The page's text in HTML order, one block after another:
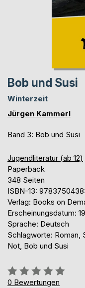
Bob und Susi
Winterzeit
Jürgen Kammerl
Band 3: Bob und Susi
Jugendliteratur (ab 12)
Paperback
348 Seiten
ISBN-13:
Verlag: Books on
Erscheinungsdatum:
Sprache: Deutsch
Schlagworte: Roman,
Not, Bob und Susi
Bewertung::
0%
0 Bewertungen